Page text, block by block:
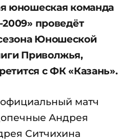
юношеская команда
проведёт
Юношеской
Приволжья,
с ФК «Казань».
матч
Андрея
Ситчихина